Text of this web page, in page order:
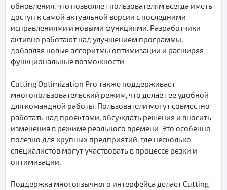
обновления, что позволяет пользователям всегда иметь
доступ к самой актуальной версии с последними
исправлениями и новыми функциями. Разработчики
активно работают над улучшением программы,
добавляя новые алгоритмы оптимизации и расширяя
функциональные возможности.
Cutting Optimization Pro также поддерживает
многопользовательский режим, что делает ее удобной
для командной работы. Пользователи могут совместно
работать над проектами, обсуждать решения и вносить
изменения в режиме реального времени. Это особенно
полезно для крупных предприятий, где несколько
специалистов могут участвовать в процессе резки и
оптимизации.
Поддержка многоязычного интерфейса делает Cutting